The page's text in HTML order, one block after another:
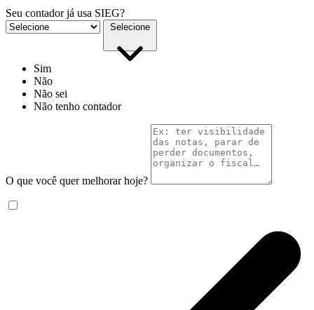
Seu contador já usa SIEG?
Selecione
Sim
Não
Não sei
Não tenho contador
O que você quer melhorar hoje?